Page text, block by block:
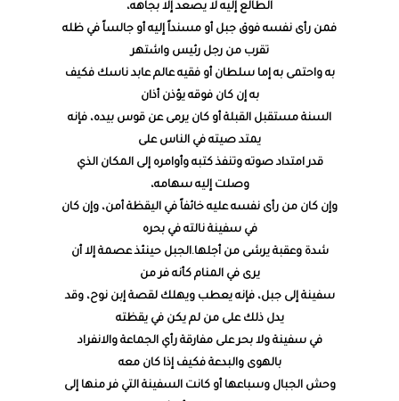
الطالع إليه لا يصعد إلا بجاهه،
فمن رأى نفسه فوق جبل أو مسنداً إليه أو جالساً في ظله
تقرب من رجل رئيس واشتهر
به واحتمى به إما سلطان أو فقيه عالم عابد ناسك فكيف
به إن كان فوقه يؤذن أذان
السنة مستقبل القبلة أو كان يرمى عن قوس بيده، فإنه
يمتد صيته في الناس على
قدر امتداد صوته وتنفذ كتبه وأوامره إلى المكان الذي
وصلت إليه سهامه،
وإن كان من رأى نفسه عليه خائفاً في اليقظة أمن، وإن كان
في سفينة نالته في بحره
شدة وعقبة يرشى من أجلها.الجبل حينئذ عصمة إلا أن
يرى في المنام كأنه فر من
سفينة إلى جبل، فإنه يعطب ويهلك لقصة إبن نوح، وقد
يدل ذلك على من لم يكن في يقظته
في سفينة ولا بحر على مفارقة رأي الجماعة والانفراد
بالهوى والبدعة فكيف إذا كان معه
وحش الجبال وسباعها أو كانت السفينة التي فر منها إلى